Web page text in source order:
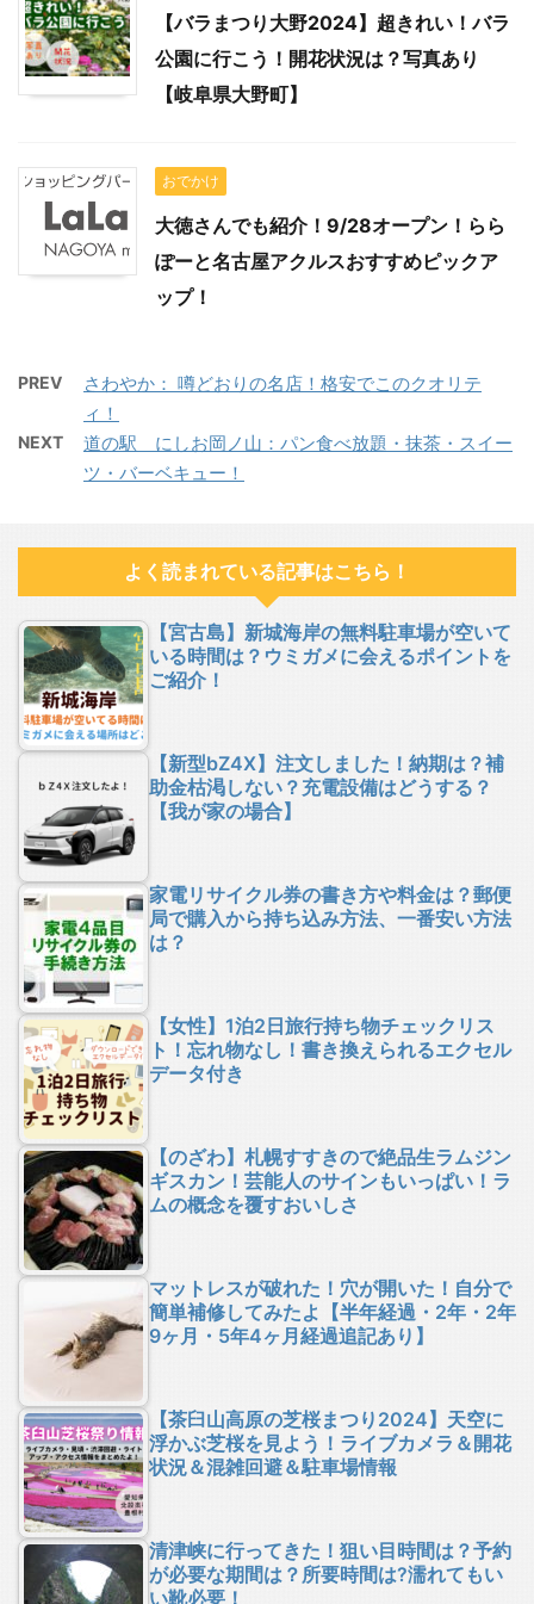
【バラまつり大野2024】超きれい！バラ
公園に行こう！開花状況は？写真あり
【岐阜県大野町】
おでかけ
大徳さんでも紹介！9/28オープン！らら
ぽーと名古屋アクルスおすすめピックア
ップ！
PREV
さわやか： 噂どおりの名店！格安でこのクオリテ
ィ！
NEXT
道の駅 にしお岡ノ山：パン食べ放題・抹茶・スイー
ツ・バーベキュー！
よく読まれている記事はこちら！
【宮古島】新城海岸の無料駐車場が空いて
いる時間は？ウミガメに会えるポイントを
ご紹介！
【新型bZ4X】注文しました！納期は？補
助金枯渇しない？充電設備はどうする？
【我が家の場合】
家電リサイクル券の書き方や料金は？郵便
局で購入から持ち込み方法、一番安い方法
は？
【女性】1泊2日旅行持ち物チェックリス
ト！忘れ物なし！書き換えられるエクセル
データ付き
【のざわ】札幌すすきので絶品生ラムジン
ギスカン！芸能人のサインもいっぱい！ラ
ムの概念を覆すおいしさ
マットレスが破れた！穴が開いた！自分で
簡単補修してみたよ【半年経過・2年・2年
9ヶ月・5年4ヶ月経過追記あり】
【茶臼山高原の芝桜まつり2024】天空に
浮かぶ芝桜を見よう！ライブカメラ＆開花
状況＆混雑回避＆駐車場情報
清津峡に行ってきた！狙い目時間は？予約
が必要な期間は？所要時間は?濡れてもい
い靴必要！